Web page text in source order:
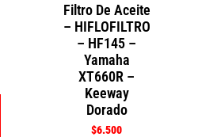
Filtro De Aceite
– HIFLOFILTRO
– HF145 –
Yamaha
XT660R –
Keeway
Dorado
$6.500